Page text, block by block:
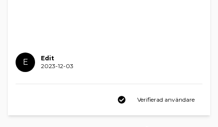
E
Edit
2023-12-03
Verifierad användare